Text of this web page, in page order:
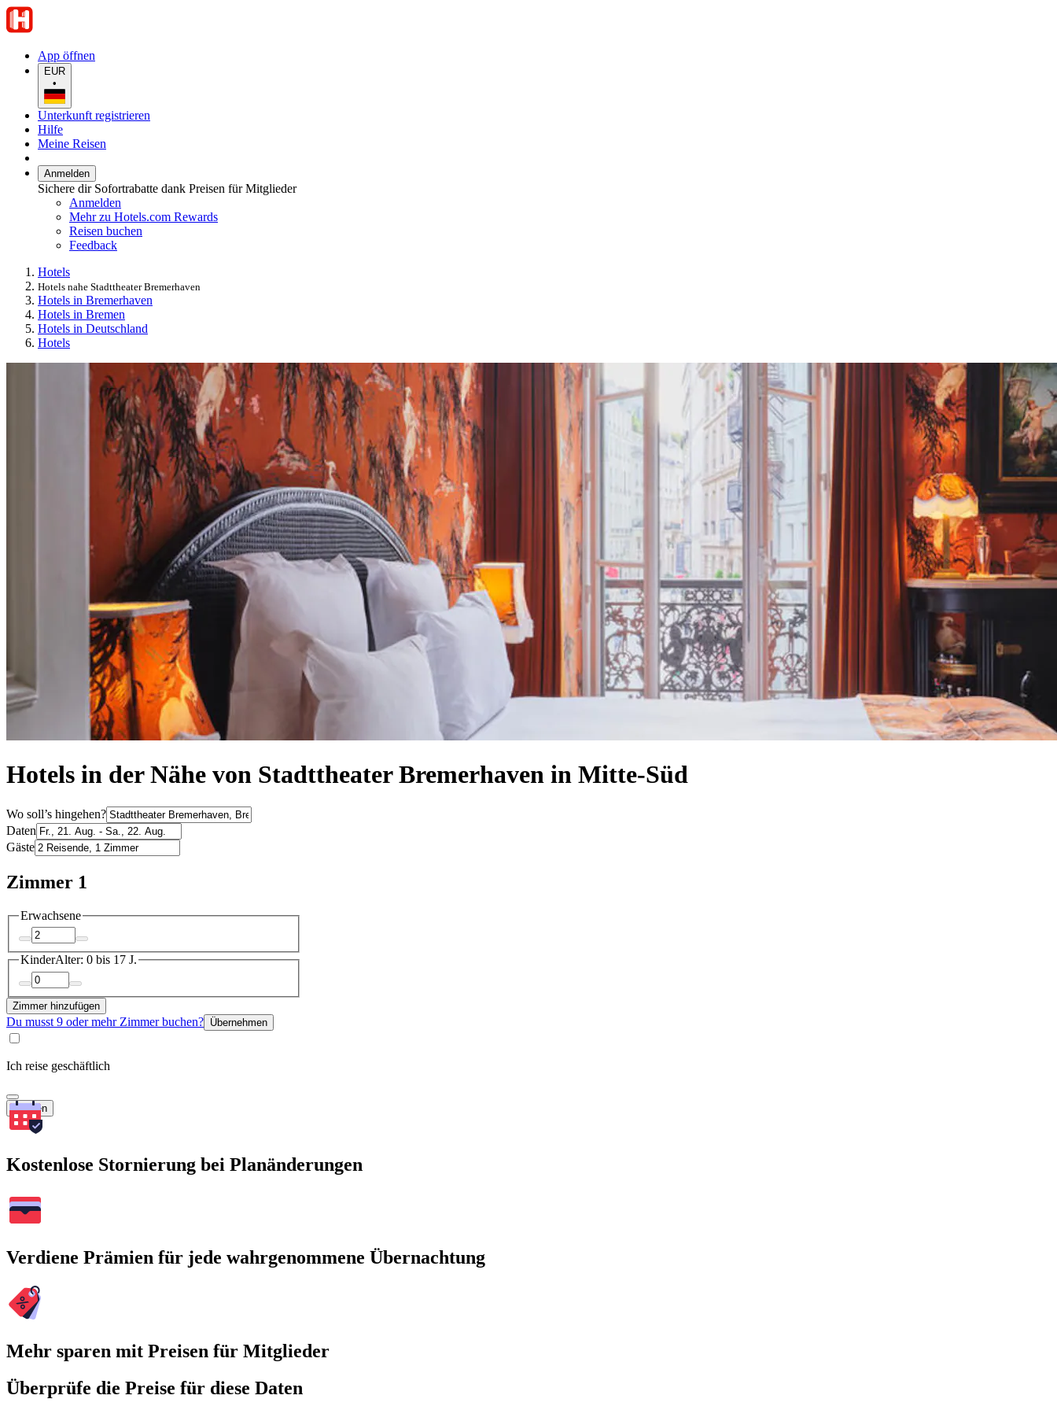
App öffnen
EUR
•
Unterkunft registrieren
Hilfe
Meine Reisen
Anmelden
Sichere dir Sofortrabatte dank Preisen für Mitglieder
Anmelden
Mehr zu Hotels.com Rewards
Reisen buchen
Feedback
Hotels
Hotels nahe Stadttheater Bremerhaven
Hotels in Bremerhaven
Hotels in Bremen
Hotels in Deutschland
Hotels
Hotels in der Nähe von Stadttheater Bremerhaven in Mitte-Süd
Wo soll’s hingehen?
Daten
Gäste
Zimmer 1
Erwachsene
KinderAlter: 0 bis 17 J.
Zimmer hinzufügen
Du musst 9 oder mehr Zimmer buchen? Übernehmen
Ich reise geschäftlich
Suchen
Kostenlose Stornierung bei Planänderungen
Verdiene Prämien für jede wahrgenommene Übernachtung
Mehr sparen mit Preisen für Mitglieder
Überprüfe die Preise für diese Daten